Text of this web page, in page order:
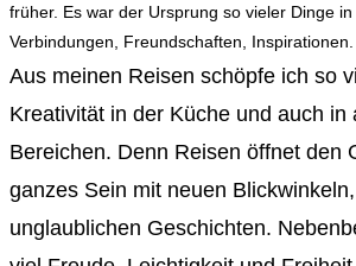
früher. Es war der Ursprung so vieler Dinge in
Verbindungen, Freundschaften, Inspirationen.
Aus meinen Reisen schöpfe ich so
Kreativität in der Küche und auch in
Bereichen. Denn Reisen öffnet den
ganzes Sein mit neuen
unglaublichen Geschichten.